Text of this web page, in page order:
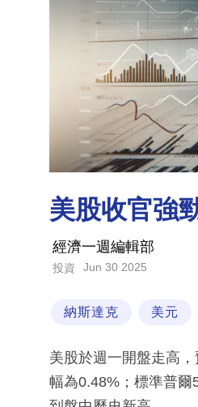
美股收官強
經濟一週編輯部
投資 Jun 30 2025
納斯達克 美元
美股於週一開盤走高
幅為0.48%；標準普爾